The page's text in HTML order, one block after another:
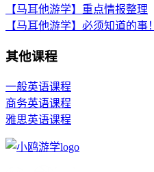
【马耳他游学】重点情报整理
【马耳他游学】必须知道的事！
其他课程
一般英语课程
商务英语课程
雅思英语课程